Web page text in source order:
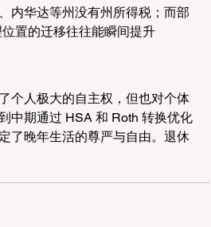
内华达等州没有州所得税；而部
置的迁移往往能瞬间提升
个人极大的自主权，但也对个体
中期通过 HSA 和 Roth 转换优化
了晚年生活的尊严与自由。退休